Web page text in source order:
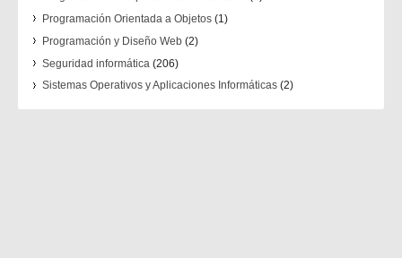
Programación Orientada a Objetos(1)
Programación y Diseño Web(2)
Seguridad informática(206)
Sistemas Operativos y Aplicaciones Informáticas(2)